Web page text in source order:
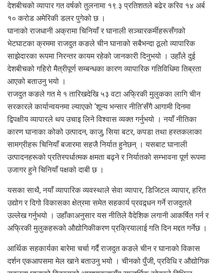
देशबीचको व्यापार गत वर्षको तुलनामा १९.३ प्रतिशतले बढेर करिव १४ अर्ब
१० करोड अमेरिकी डलर पुगेको छ ।
घानाको राजधानी अक्रामा चिनियाँ र घानाली सञ्चारकर्मीहरूसँगको
भेटघाटका क्रममा राजदुत कङले चीन घानाको सबैभन्दा ठूलो व्यापारिक
साझेदारका रूपमा निरन्तर कायम रहेको जानकारी दिनुभयो । उहाँले दुई
देशबीचको गहिरो मैत्रीपूर्ण सम्बन्धका कारण व्यापारिक गतिविधिमा तिब्रता
आएको बताउनु भयो ।
राजदुत कङले गत मे १ तारिखदेखि ५३ वटा अफ्रिकी मुलुकका लागि चीन
सरकारले कार्यान्वयनमा ल्याएको ‘शून्य भन्सार नीति’सँगै आगामी दिनमा
द्विपक्षीय व्यापारले थप उचाइ लिने विश्वास व्यक्त गर्नुभयो । नयाँ नीतिका
कारण घानाका कोको उत्पादन, काजु, सिया बटर, कपडा तथा हस्तकलाका
सामग्रीहरू चिनियाँ बजारमा सहजै निर्यात हुनेछन् । यसबाट घानाली
उत्पादनहरूको प्रतिस्पर्धात्मक क्षमता बढ्ने र निर्यातको सम्भावना पूर्ण रूपमा
उजागर हुने चिनियाँ पक्षको दाबी छ ।
यसका साथै, नयाँ व्यापारिक व्यवस्थाले सेवा व्यापार, डिजिटल व्यापार, हरित
उद्योग र दिगो विकासका क्षेत्रमा समेत सहकार्य प्रवद्र्धन गर्ने राजदुतले
उल्लेख गर्नुभयो । उहाँकाअनुसार यस नीतिले वैदेशिक लगानी आकर्षित गर्न र
अफ्रिकी मुलुकहरूको औद्योगिकीकरण प्रक्रियालाई गति दिन मद्दत गर्नेछ ।
आर्थिक सहकार्यका बारेमा चर्चा गर्दै राजदुत कङले चीन र घानाको विकास
दर्शन एकआपसमा मेल खाने बताउनु भयो । चीनको पुँजी, प्रविधि र औद्योगिक